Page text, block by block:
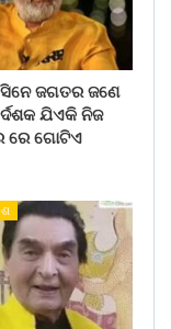
ସିନେ ଜଗତର ଜଣେ
ଯିଏକି ନିଜ
ରେ ଗୋଟିଏ